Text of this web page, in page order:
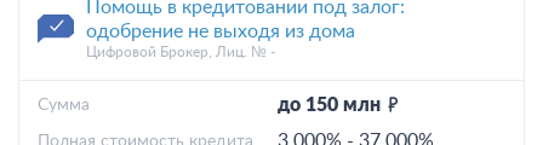
Помощь в кредитовании под залог:
одобрение не выходя из дома
Цифровой Брокер, Лиц. № -
до 150 млн
Cумма
Полная стоимость кредита